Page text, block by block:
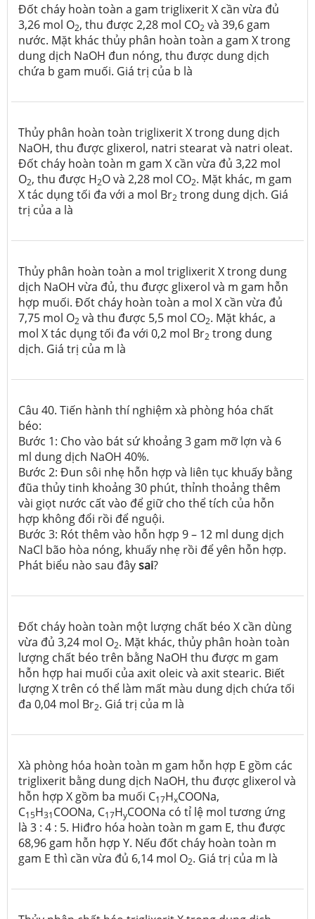
Đốt cháy hoàn toàn a gam triglixerit X cần vừa đủ
3,26 mol O2, thu được 2,28 mol CO2 và 39,6 gam
nước. Mặt khác thủy phân hoàn toàn a gam X trong
dung dịch NaOH đun nóng, thu được dung dịch
chứa b gam muối. Giá trị của b là
Thủy phân hoàn toàn triglixerit X trong dung dịch
NaOH, thu được glixerol, natri stearat và natri oleat.
Đốt cháy hoàn toàn m gam X cần vừa đủ 3,22 mol
O2, thu được H2O và 2,28 mol CO2. Mặt khác, m gam
X tác dụng tối đa với a mol Br2 trong dung dịch. Giá
trị của a là
Thủy phân hoàn toàn a mol triglixerit X trong dung
dịch NaOH vừa đủ, thu được glixerol và m gam hỗn
hợp muối. Đốt cháy hoàn toàn a mol X cần vừa đủ
7,75 mol O2 và thu được 5,5 mol CO2. Mặt khác, a
mol X tác dụng tối đa với 0,2 mol Br2 trong dung
dịch. Giá trị của m là
Câu 40. Tiến hành thí nghiệm xà phòng hóa chất
béo:
Bước 1: Cho vào bát sứ khoảng 3 gam mỡ lợn và 6
ml dung dịch NaOH 40%.
Bước 2: Đun sôi nhẹ hỗn hợp và liên tục khuấy bằng
đũa thủy tinh khoảng 30 phút, thỉnh thoảng thêm
vài giọt nước cất vào để giữ cho thể tích của hỗn
hợp không đổi rồi để nguội.
Bước 3: Rót thêm vào hỗn hợp 9 – 12 ml dung dịch
NaCl bão hòa nóng, khuấy nhẹ rồi để yên hỗn hợp.
Phát biểu nào sau đâysai?
Đốt cháy hoàn toàn một lượng chất béo X cần dùng
vừa đủ 3,24 mol O2. Mặt khác, thủy phân hoàn toàn
lượng chất béo trên bằng NaOH thu được m gam
hỗn hợp hai muối của axit oleic và axit stearic. Biết
lượng X trên có thể làm mất màu dung dịch chứa tối
đa 0,04 mol Br2. Giá trị của m là
Xà phòng hóa hoàn toàn m gam hỗn hợp E gồm các
triglixerit bằng dung dịch NaOH, thu được glixerol và
hỗn hợp X gồm ba muối C17HxCOONa,
C15H31COONa, C17HyCOONa có tỉ lệ mol tương ứng
là 3 : 4 : 5. Hiđro hóa hoàn toàn m gam E, thu được
68,96 gam hỗn hợp Y. Nếu đốt cháy hoàn toàn m
gam E thì cần vừa đủ 6,14 mol O2. Giá trị của m là